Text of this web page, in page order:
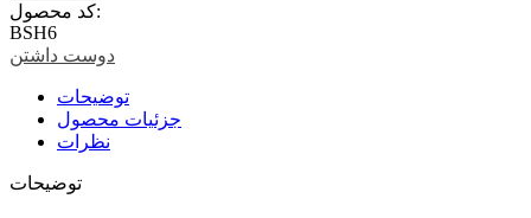
کد محصول:
BSH6
دوست داشتن
توضیحات
جزئیات محصول
نظرات
توضیحات